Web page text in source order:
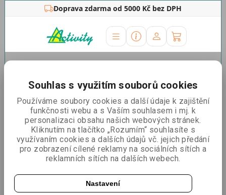
Doprava zdarma od 5000 Kč bez DPH
Klaprám 50x70 cm, ostré rohy
Souhlas s využitím souborů cookies
Používáme soubory cookies a další údaje k zajištění
funkčnosti webu a s Vaším souhlasem i mj. k
personalizaci obsahu našich webových stránek.
Kliknutím na tlačítko „Rozumím“ souhlasíte s
využívaním cookies a dalších údajů vč. jejich předání
pro zobrazení cílené reklamy na sociálních sítích a
reklamních sítích na dalších webech.
Nastavení